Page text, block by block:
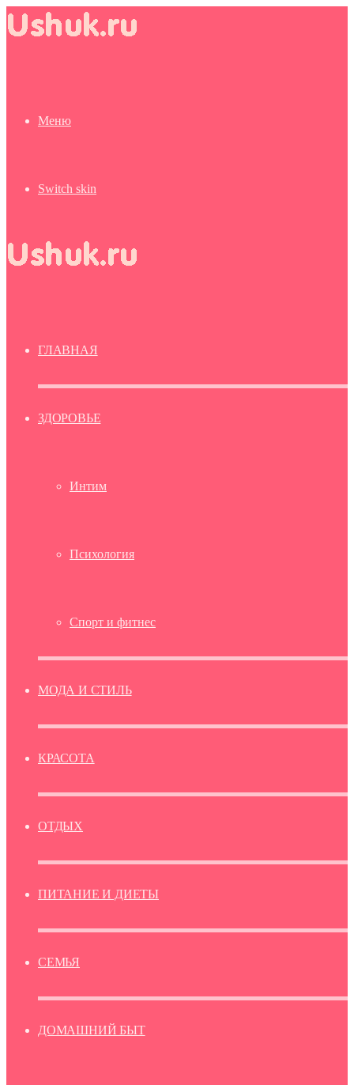
Меню
Switch skin
ГЛАВНАЯ
ЗДОРОВЬЕ
Интим
Психология
Спорт и фитнес
МОДА И СТИЛЬ
КРАСОТА
ОТДЫХ
ПИТАНИЕ И ДИЕТЫ
СЕМЬЯ
ДОМАШНИЙ БЫТ